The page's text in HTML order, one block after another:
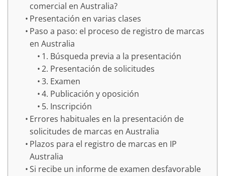
comercial en Australia?
Presentación en varias clases
Paso a paso: el proceso de registro de marcas
en Australia
1. Búsqueda previa a la presentación
2. Presentación de solicitudes
3. Examen
4. Publicación y oposición
5. Inscripción
Errores habituales en la presentación de
solicitudes de marcas en Australia
Plazos para el registro de marcas en IP
Australia
Si recibe un informe de examen desfavorable